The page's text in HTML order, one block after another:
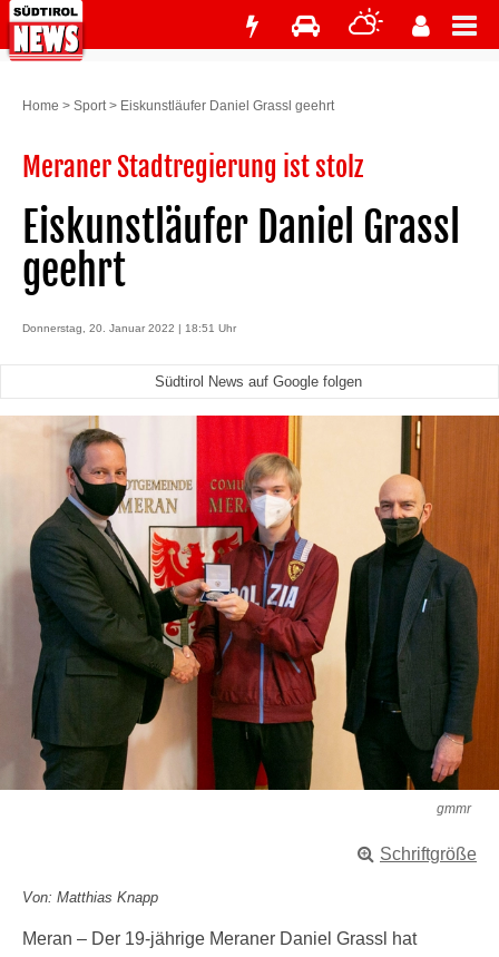
Home > Sport> Eiskunstläufer Daniel Grassl geehrt
Meraner Stadtregierung ist stolz
Eiskunstläufer Daniel Grassl
geehrt
Donnerstag, 20. Januar 2022 | 18:51 Uhr
Südtirol News auf Google folgen
gmmr
Schriftgröße
Von: Matthias Knapp
Meran – Der 19-jährige Meraner Daniel Grassl hat